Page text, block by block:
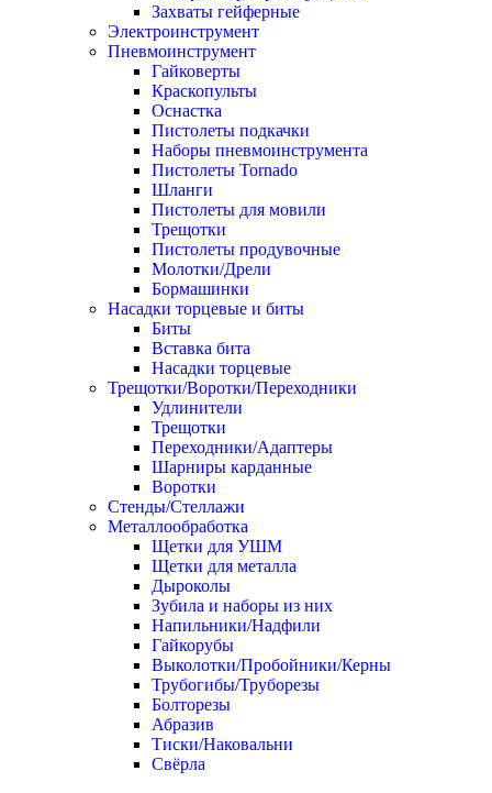
Захваты гейферные
Электроинструмент
Пневмоинструмент
Гайковерты
Краскопульты
Оснастка
Пистолеты подкачки
Наборы пневмоинструмента
Пистолеты Tornado
Шланги
Пистолеты для мовили
Трещотки
Пистолеты продувочные
Молотки/Дрели
Бормашинки
Насадки торцевые и биты
Биты
Вставка бита
Насадки торцевые
Трещотки/Воротки/Переходники
Удлинители
Трещотки
Переходники/Адаптеры
Шарниры карданные
Воротки
Стенды/Стеллажи
Металлообработка
Щетки для УШМ
Щетки для металла
Дыроколы
Зубила и наборы из них
Напильники/Надфили
Гайкорубы
Выколотки/Пробойники/Керны
Трубогибы/Труборезы
Болторезы
Абразив
Тиски/Наковальни
Свёрла